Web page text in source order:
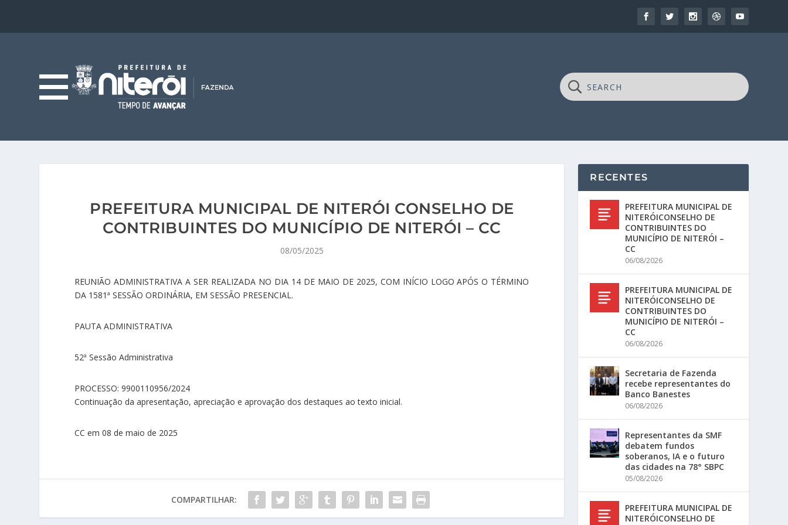
PREFEITURA MUNICIPAL DE NITERÓI CONSELHO DE
CONTRIBUINTES DO MUNICÍPIO DE NITERÓI – CC
08/05/2025
REUNIÃO ADMINISTRATIVA A SER REALIZADA NO DIA 14 DE MAIO DE 2025, COM INÍCIO LOGO APÓS O TÉRMINO
DA 1581ª SESSÃO ORDINÁRIA, EM SESSÃO PRESENCIAL.
PAUTA ADMINISTRATIVA
52ª Sessão Administrativa
PROCESSO: 9900110956/2024
Continuação da apresentação, apreciação e aprovação dos destaques ao texto inicial.
CC em 08 de maio de 2025
COMPARTILHAR:
RECENTES
PREFEITURA MUNICIPAL DE
NITERÓICONSELHO DE
CONTRIBUINTES DO
MUNICÍPIO DE NITERÓI –
CC
06/08/2026
PREFEITURA MUNICIPAL DE
NITERÓICONSELHO DE
CONTRIBUINTES DO
MUNICÍPIO DE NITERÓI –
CC
06/08/2026
Secretaria de Fazenda
recebe representantes do
Banco Banestes
06/08/2026
Representantes da SMF
debatem fundos
soberanos, IA e o futuro
das cidades na 78° SBPC
05/08/2026
PREFEITURA MUNICIPAL DE
NITERÓICONSELHO DE